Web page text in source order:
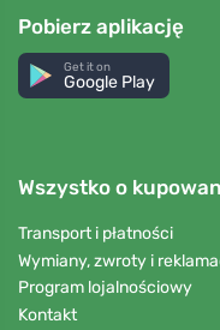
Pobierz aplikację
Get it on
Google Play
Wszystko o
Transport i płatności
Wymiany, zwroty i
Program lojalnościowy
Kontakt